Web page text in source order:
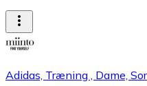
Adidas, Træning , Dame,